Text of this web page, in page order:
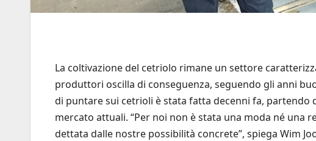
La coltivazione del cetriolo rimane un settore
produttori oscilla di conseguenza, seguendo gli anni
di puntare sui cetrioli è stata fatta decenni fa, partendo
mercato attuali. “Per noi non è stata una moda né una
dettata dalle nostre possibilità concrete”, spiega Wim